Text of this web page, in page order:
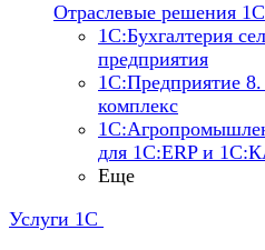
Отраслевые решения 1С
1С:Бухгалтерия
предприятия
1С:Предприятие
комплекс
для 1С:ERP и
Еще
Услуги 1С